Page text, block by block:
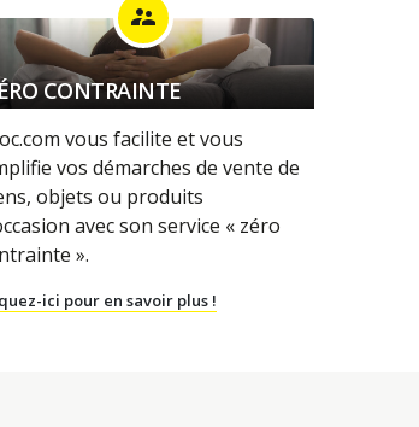
supervisor_account
CONTRAINTE
vous facilite et vous
vos démarches de vente de
objets ou produits
avec son service « zéro
».
ici pour en savoir plus !